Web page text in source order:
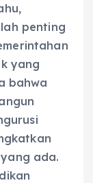
penting
yang
bahwa
ada.